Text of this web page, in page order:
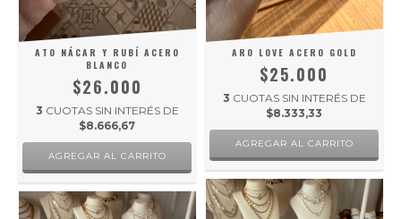
ATO NÁCAR Y RUBÍ ACERO
BLANCO
$26.000
3 CUOTAS SIN INTERÉS DE
$8.666,67
ARO LOVE ACERO GOLD
$25.000
3 CUOTAS SIN INTERÉS DE
$8.333,33